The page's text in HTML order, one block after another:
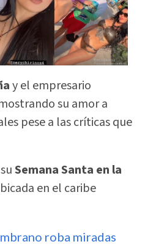
y el empresario
su amor a
pese a las críticas que
Semana Santa en la
en el caribe
roba miradas